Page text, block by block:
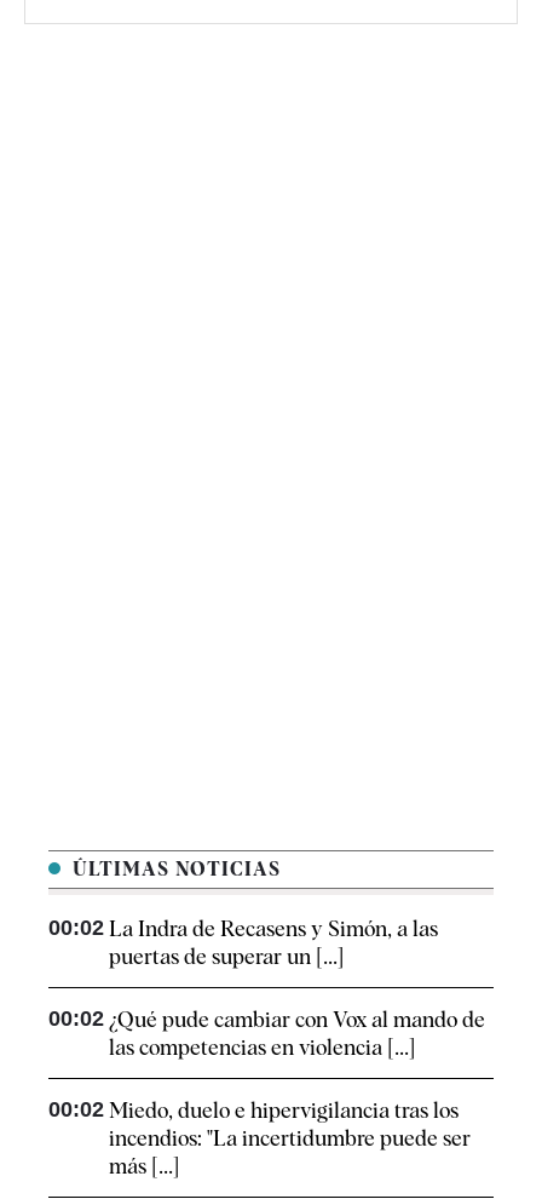
ÚLTIMAS NOTICIAS
00:02 La Indra de Recasens y Simón, a las
puertas de superar un [...]
00:02 ¿Qué pude cambiar con Vox al mando de
las competencias en violencia [...]
00:02 Miedo, duelo e hipervigilancia tras los
incendios: "La incertidumbre puede ser
más [...]